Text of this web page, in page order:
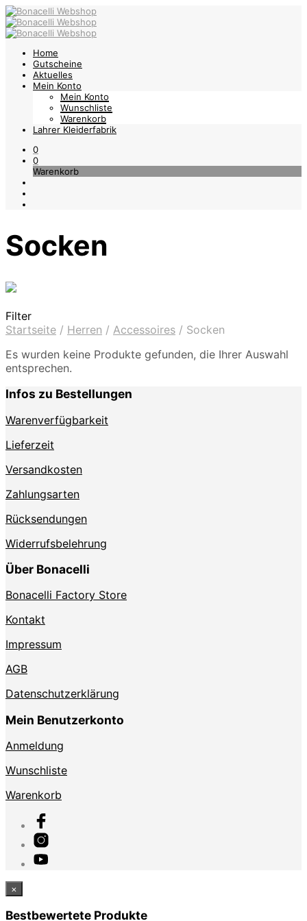
Home
Gutscheine
Aktuelles
Mein Konto
Mein Konto
Wunschliste
Warenkorb
Lahrer Kleiderfabrik
0
0
Warenkorb
Socken
Filter
Startseite / Herren / Accessoires / Socken
Es wurden keine Produkte gefunden, die Ihrer Auswahl
entsprechen.
Infos zu Bestellungen
Warenverfügbarkeit
Lieferzeit
Versandkosten
Zahlungsarten
Rücksendungen
Widerrufsbelehrung
Über Bonacelli
Bonacelli Factory Store
Kontakt
Impressum
AGB
Datenschutzerklärung
Mein Benutzerkonto
Anmeldung
Wunschliste
Warenkorb
×
Bestbewertete Produkte